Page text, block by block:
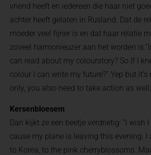
vriend heeft en iedereen die haar niet
achter heeft gelaten in Rusland. Dat de
moeder veel fijner is en dat haar relatie
zoveel harmonieuzer aan het worden
can read about my colourstory? So If I
colour I can write my future?’’ Yep but
only, you also need to take action as
Kersenbloesem
Dan kijkt ze een beetje verdrietig: ‘’I wish
cause my plane is leaving this evening. I
to Korea, to the pink cherryblossoms.